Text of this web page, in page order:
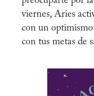
viernes, Aries
con un
con tus metas de